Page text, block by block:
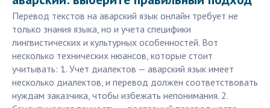
Перевод текстов на аварский язык онлайн требует не
только знания языка, но и учета специфики
лингвистических и культурных особенностей. Вот
несколько технических нюансов, которые стоит
учитывать: 1. Учет диалектов — аварский язык имеет
несколько диалектов, и перевод должен соответствовать
нуждам заказчика, чтобы избежать непонимания. 2.